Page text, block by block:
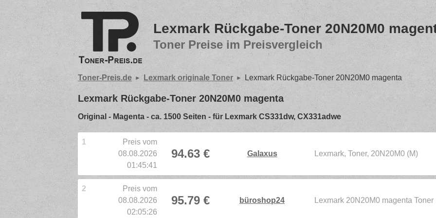
Lexmark Rückgabe-Toner 20N20M0
Toner Preise im Preisvergleich
Toner-Preis.de Lexmark originale Toner Lexmark Rückgabe-Toner 20N20M0 magenta
Lexmark Rückgabe-Toner 20N20M0 magenta
Original - Magenta - ca. 1500 Seiten - für Lexmark CS331dw, CX331adwe
1
Preis vom
08.08.2026
01:45:41
94.63 € Galaxus Lexmark, Toner, 20N20M0 (M)
2
Preis vom
08.08.2026
02:05:26
95.79 € büroshop24 Lexmark 20N20M0 magenta Toner